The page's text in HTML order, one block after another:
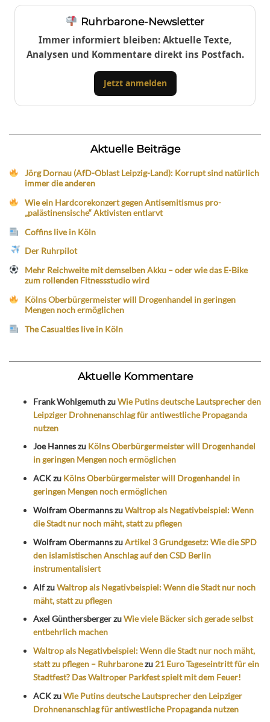
Ruhrbarone-Newsletter
Immer informiert bleiben: Aktuelle Texte,
Analysen und Kommentare direkt ins Postfach.
Jetzt anmelden
Aktuelle Beiträge
Jörg Dornau (AfD-Oblast Leipzig-Land): Korrupt sind natürlich
immer die anderen
Wie ein Hardcorekonzert gegen Antisemitismus pro-
„palästinensische“ Aktivisten entlarvt
Coffins live in Köln
Der Ruhrpilot
Mehr Reichweite mit demselben Akku – oder wie das E-Bike
zum rollenden Fitnessstudio wird
Kölns Oberbürgermeister will Drogenhandel in geringen
Mengen noch ermöglichen
The Casualties live in Köln
Aktuelle Kommentare
Frank WohlgemuthzuWie Putins deutsche Lautsprecher den
Leipziger Drohnenanschlag für antiwestliche Propaganda
nutzen
Joe Hanneszu Kölns Oberbürgermeister will Drogenhandel
in geringen Mengen noch ermöglichen
ACKzu Kölns Oberbürgermeister will Drogenhandel in
geringen Mengen noch ermöglichen
Wolfram ObermannszuWaltrop als Negativbeispiel: Wenn
die Stadt nur noch mäht, statt zu pflegen
Wolfram ObermannszuArtikel 3 Grundgesetz: Wie die SPD
den islamistischen Anschlag auf den CSD Berlin
instrumentalisiert
AlfzuWaltrop als Negativbeispiel: Wenn die Stadt nur noch
mäht, statt zu pflegen
Axel GünthersbergerzuWie viele Bäcker sich gerade selbst
entbehrlich machen
Waltrop als Negativbeispiel: Wenn die Stadt nur noch mäht,
statt zu pflegen – Ruhrbaronezu 21 Euro Tageseintritt für ein
Stadtfest? Das Waltroper Parkfest spielt mit dem Feuer!
ACKzuWie Putins deutsche Lautsprecher den Leipziger
Drohnenanschlag für antiwestliche Propaganda nutzen